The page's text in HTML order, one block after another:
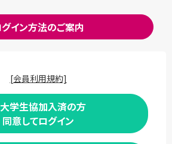
イン方法のご案内
[会員利用規約]
学生協加入済の方
同意してログイン